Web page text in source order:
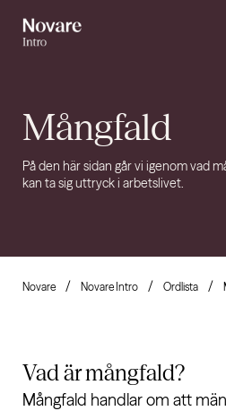
Mångfald
På den här sidan går vi igenom vad
kan ta sig uttryck i arbetslivet.
Novare Novare Intro Ordlista
Vad ärmångfald?
Mångfald handlar om att